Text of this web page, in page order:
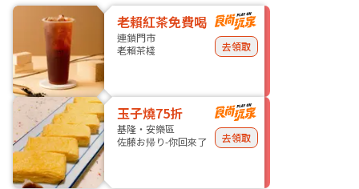
老賴紅茶免費喝
連鎖門市
老賴茶棧
去領取
玉子燒75折
基隆・安樂區
佐藤お帰り-你回來了
去領取